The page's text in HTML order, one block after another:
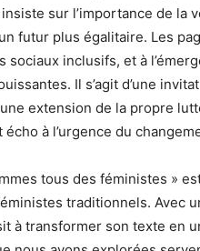
sur l’importance de la
futur plus égalitaire. Les
sociaux inclusifs, et à
Il s’agit d’une
extension de la propre
à l’urgence du
tous des féministes »
traditionnels. Avec
à transformer son texte en